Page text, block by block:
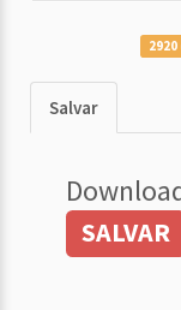
Salvar
SALVAR